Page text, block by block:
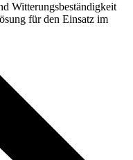
Witterungsbeständigkeit
für den Einsatz im